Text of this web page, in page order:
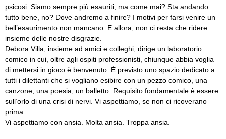
psicosi. Siamo sempre più esauriti, ma come mai? Sta andando
tutto bene, no? Dove andremo a finire? I motivi per farsi venire un
bell’esaurimento non mancano. E allora, non ci resta che ridere
insieme delle nostre disgrazie.
Debora Villa, insieme ad amici e colleghi, dirige un laboratorio
comico in cui, oltre agli ospiti professionisti, chiunque abbia voglia
di mettersi in gioco è benvenuto. È previsto uno spazio dedicato a
tutti i dilettanti che si vogliano esibire con un pezzo comico, una
canzone, una poesia, un balletto. Requisito fondamentale è essere
sull’orlo di una crisi di nervi. Vi aspettiamo, se non ci ricoverano
prima.
Vi aspettiamo con ansia. Molta ansia. Troppa ansia.